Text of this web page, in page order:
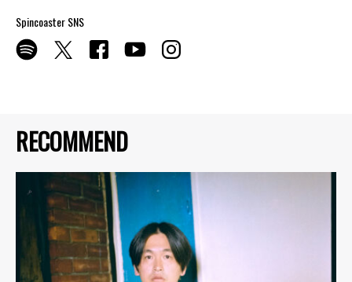
RECOMMEND
Spincoaster SNS